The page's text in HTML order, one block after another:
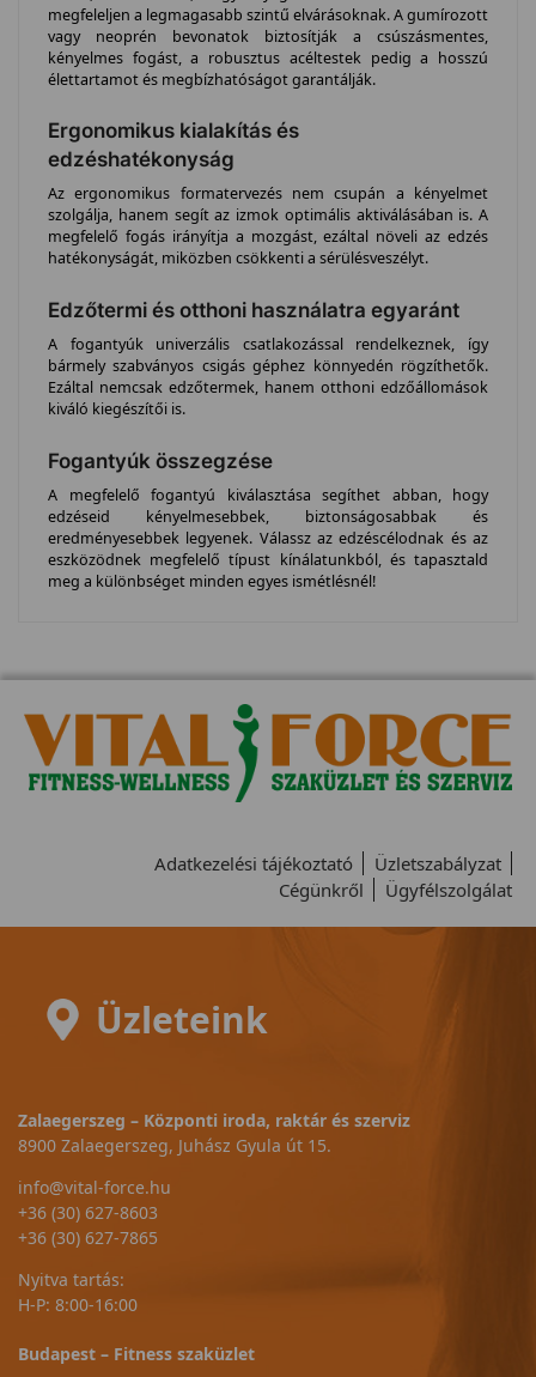
megfeleljen a legmagasabb szintű elvárásoknak. A gumírozott
vagy neoprén bevonatok biztosítják a csúszásmentes,
kényelmes fogást, a robusztus acéltestek pedig a hosszú
élettartamot és megbízhatóságot garantálják.
Ergonomikus kialakítás és
edzéshatékonyság
Az ergonomikus formatervezés nem csupán a kényelmet
szolgálja, hanem segít az izmok optimális aktiválásában is. A
megfelelő fogás irányítja a mozgást, ezáltal növeli az edzés
hatékonyságát, miközben csökkenti a sérülésveszélyt.
Edzőtermi és otthoni használatra egyaránt
A fogantyúk univerzális csatlakozással rendelkeznek, így
bármely szabványos csigás géphez könnyedén rögzíthetők.
Ezáltal nemcsak edzőtermek, hanem otthoni edzőállomások
kiváló kiegészítői is.
Fogantyúk összegzése
A megfelelő fogantyú kiválasztása segíthet abban, hogy
edzéseid kényelmesebbek, biztonságosabbak és
eredményesebbek legyenek. Válassz az edzéscélodnak és az
eszközödnek megfelelő típust kínálatunkból, és tapasztald
meg a különbséget minden egyes ismétlésnél!
Adatkezelési tájékoztató
Üzletszabályzat
Cégünkről
Ügyfélszolgálat
Üzleteink
Zalaegerszeg – Központi iroda, raktár és szerviz
8900 Zalaegerszeg, Juhász Gyula út 15.
info@vital-force.hu
+36 (30) 627-8603
+36 (30) 627-7865
Nyitva tartás:
H-P: 8:00-16:00
Budapest – Fitness szaküzlet